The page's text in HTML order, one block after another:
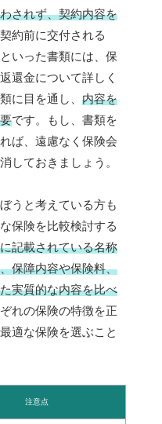
されず、契約内容を
約前に交付される
いった書類には、保
還金について詳しく
に目を通し、 内容を
です。もし、書類を
ば、遠慮なく保険会
しておきましょう。
うと考えている方も
保険を比較検討する
記載されている名称
保障内容や保険料、
実質的な内容を比べ
れの保険の特徴を正
適な保険を選ぶこと
注意点